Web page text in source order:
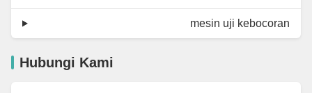
mesin uji kebocoran
Hubungi Kami